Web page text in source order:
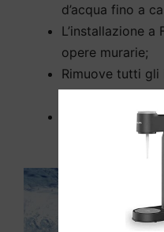
d’acqua fino a
L’installazione
opere murarie;
Rimuove tutti gli
Elimina cloro e
modo efficiente.